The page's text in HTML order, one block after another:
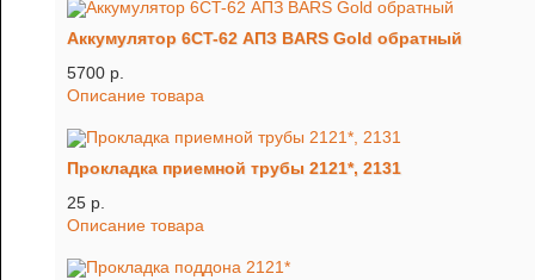
Аккумулятор 6CT-62 АПЗ BARS Gold обратный
5700 p.
Описание товара
Прокладка приемной трубы 2121*, 2131
25 p.
Описание товара